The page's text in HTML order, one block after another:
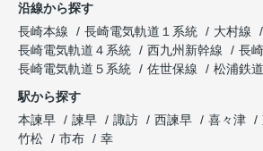
沿線から探す
長崎本線
長崎電気軌道１系統 大村線
長崎電気軌道４系統
西九州新幹線
長
長崎電気軌道５系統
佐世保線
松浦鉄
駅から探す
本諫早
諫早 諏訪 西諫早 喜々津
竹松
市布 幸